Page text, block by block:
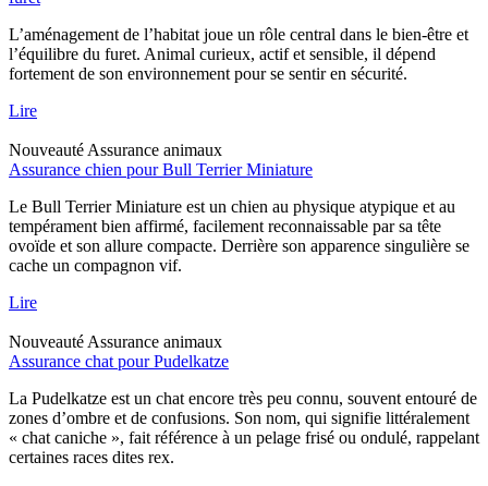
L’aménagement de l’habitat joue un rôle central dans le bien-être et
l’équilibre du furet. Animal curieux, actif et sensible, il dépend
fortement de son environnement pour se sentir en sécurité.
Lire
Nouveauté Assurance animaux
Assurance chien pour Bull Terrier Miniature
Le Bull Terrier Miniature est un chien au physique atypique et au
tempérament bien affirmé, facilement reconnaissable par sa tête
ovoïde et son allure compacte. Derrière son apparence singulière se
cache un compagnon vif.
Lire
Nouveauté Assurance animaux
Assurance chat pour Pudelkatze
La Pudelkatze est un chat encore très peu connu, souvent entouré de
zones d’ombre et de confusions. Son nom, qui signifie littéralement
« chat caniche », fait référence à un pelage frisé ou ondulé, rappelant
certaines races dites rex.